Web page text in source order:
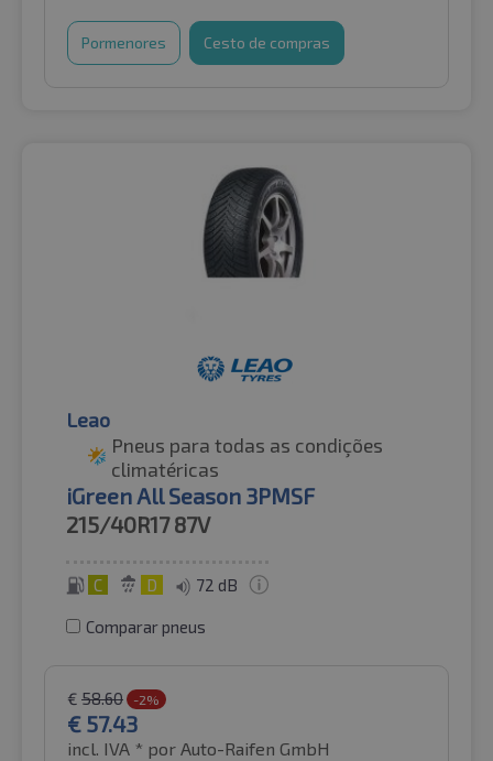
Pormenores Cesto de compras
Leao
Pneus para todas as condições
climatéricas
iGreen All Season 3PMSF
215/40R17 87V
C D 72 dB
Comparar pneus
€ 58.60 -2%
€ 57.43
incl. IVA * por Auto-Raifen GmbH